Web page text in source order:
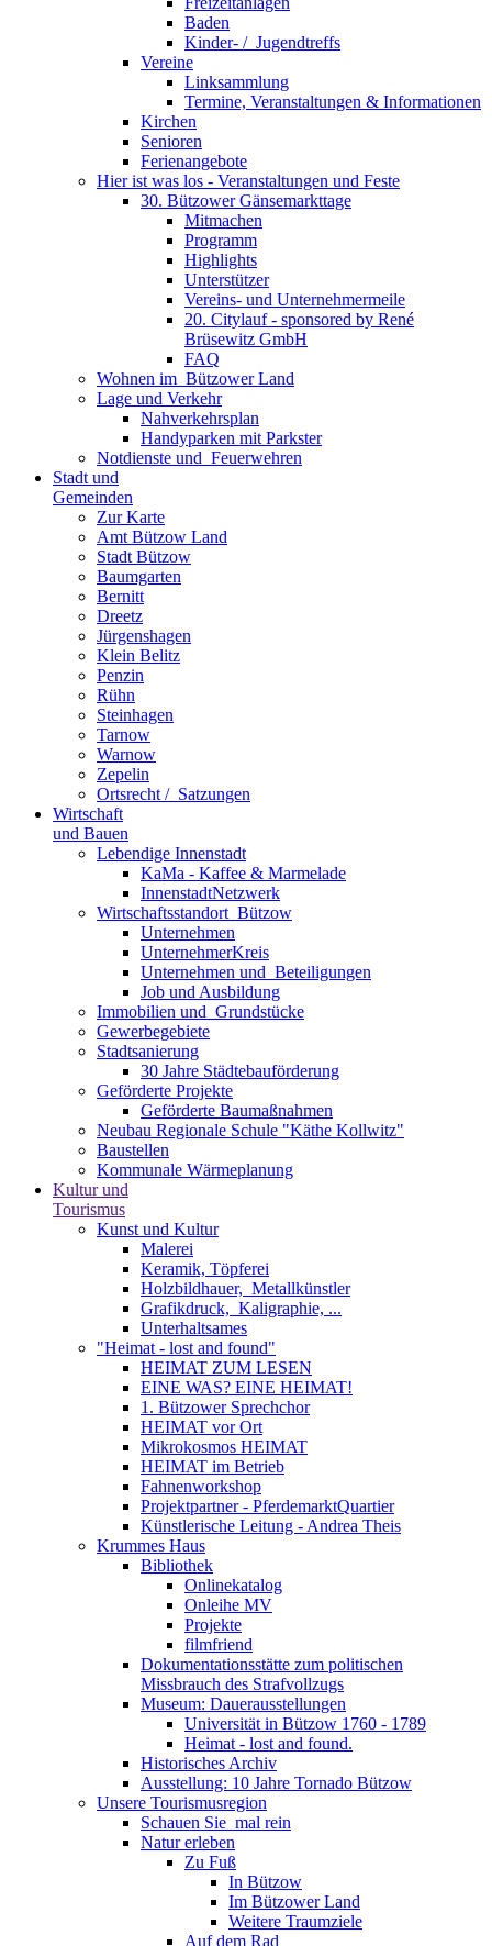
Baden
Kinder- / ­ Jugendtreffs
Vereine
Linksammlung
Termine, Veranstaltungen & Informationen
Kirchen
Senioren
Ferienangebote
Hier ist was los - Veranstaltungen und Feste
30. Bützower Gänsemarkttage
Mitmachen
Programm
Highlights
Unterstützer
Vereins- und Unternehmermeile
20. Citylauf - sponsored by René
Brüsewitz GmbH
FAQ
Wohnen im ­ Bützower Land
Lage und Verkehr
Nahverkehrsplan
Handyparken mit Parkster
Notdienste und ­ Feuerwehren
Stadt und
Gemeinden
Zur Karte
Amt Bützow Land
Stadt Bützow
Baumgarten
Bernitt
Dreetz
Jürgenshagen
Klein Belitz
Penzin
Rühn
Steinhagen
Tarnow
Warnow
Zepelin
Ortsrecht / ­ Satzungen
Wirtschaft
und Bauen
Lebendige Innenstadt
KaMa - Kaffee & Marmelade
InnenstadtNetzwerk
Wirtschaftsstand­ort ­ Bützow
Unternehmen
UnternehmerKreis
Unternehmen und ­ Beteiligungen
Job und Ausbildung
Immobilien und ­ Grundstücke
Gewerbegebiete
Stadtsanierung
30 Jahre Städtebauförderung
Geförderte Projekte
Geförderte Baumaßnahmen
Neubau Regionale Schule "Käthe Kollwitz"
Baustellen
Kommunale Wärmeplanung
Kultur und
Tourismus
Kunst und Kultur
Malerei
Keramik, Töpferei
Holzbildhauer, ­ Metallkünstler
Grafikdruck, ­ Kaligraphie, ...
Unterhaltsames
"Heimat - lost and found"
HEIMAT ZUM LESEN
EINE WAS? EINE HEIMAT!
1. Bützower Sprechchor
HEIMAT vor Ort
Mikrokosmos HEIMAT
HEIMAT im Betrieb
Fahnenworkshop
Projektpartner - PferdemarktQuartier
Künstlerische Leitung - Andrea Theis
Krummes Haus
Bibliothek
Onlinekatalog
Onleihe MV
Projekte
filmfriend
Dokumentationsstätte zum politischen
Missbrauch des Strafvollzugs
Museum: Dauerausstellungen
Universität in Bützow 1760 - 1789
Heimat - lost and found.
Historisches Archiv
Ausstellung: 10 Jahre Tornado Bützow
Unsere Tourismusregion
Schauen Sie ­ mal rein
Natur erleben
Zu Fuß
In Bützow
Im Bützower Land
Weitere Traumziele
Auf dem Rad